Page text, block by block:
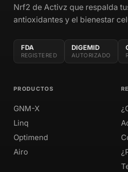
Nrf2 de Activz que respalda
antioxidantes y el bienestar
FDA
REGISTERED
DIGEMID
AUTORIZADO
PRODUCTOS
GNM-X
Linq
Optimend
Airo